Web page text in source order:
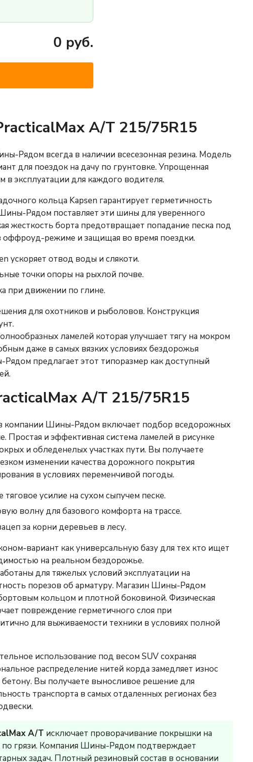
0 руб.
A/T 215/75R15
Рядом всегда в наличии всесезонная резина. Модель
для поездок на дачу по грунтовке. Упрощенная
в эксплуатации для каждого водителя.
кольца Kapsen гарантирует герметичность
Рядом поставляет эти шины для уверенного
жесткость борта предотвращает попадание песка под
оффроуд-режиме и защищая во время поездки.
ускоряет отвод воды и слякоти.
точки опоры на рыхлой почве.
при движении по глине.
для охотников и рыболовов. Конструкция
ламелей которая улучшает тягу на мокром
даже в самых вязких условиях бездорожья
предлагает этот типоразмер как доступный
A/T 215/75R15
компании Шины-Рядом включает подбор вседорожных
Простая и эффективная система ламелей в рисунке
и обледенелых участках пути. Вы получаете
изменении качества дорожного покрытия
в условиях переменчивой погоды.
усилие на сухом сыпучем песке.
волну для базового комфорта на трассе.
за корни деревьев в лесу.
вариант как универсальную базу для тех кто ищет
на реальном бездорожье.
для тяжелых условий эксплуатации на
порезов об арматуру. Магазин Шины-Рядом
кольцом и плотной боковиной. Физическая
повреждение герметичного слоя при
для выживаемости техники в условиях полной
использование под весом SUV сохраняя
распределение нитей корда замедляет износ
Вы получаете выносливое решение для
транспорта в самых отдаленных регионах без
A/T исключает проворачивание покрышки на
грязи. Компания Шины-Рядом подтверждает
задач. Плотный резиновый состав в основании